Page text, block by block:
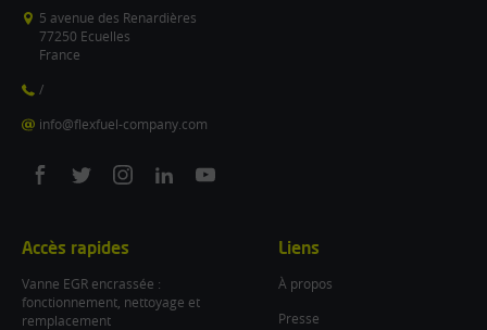
5 avenue des Renardières
77250 Ecuelles
France
/
info@flexfuel-company.com
On
On
On
On
On
Accès rapides
Vanne EGR encrassée :
fonctionnement, nettoyage et
remplacement
Liens
À propos
Presse